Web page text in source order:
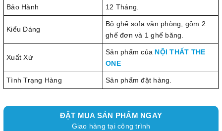
Bảo Hành 12 Tháng.
Kiểu Dáng
Bộ ghế sofa văn phòng, gồm 2
ghế đơn và 1 ghế băng.
Xuất Xứ
Sản phẩm của NỘI THẤT THE
ONE
Tình Trạng Hàng Sản phẩm đặt hàng.
ĐẶT MUA SẢN PHẨM NGAY
Giao hàng tại công trình